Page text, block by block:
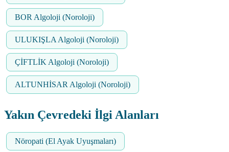
BOR Algoloji (Noroloji)
ULUKIŞLA Algoloji (Noroloji)
ÇİFTLİK Algoloji (Noroloji)
ALTUNHİSAR Algoloji (Noroloji)
Yakın Çevredeki İlgi Alanları
Nöropati (El Ayak Uyuşmaları)